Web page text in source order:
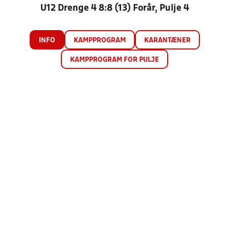
U12 Drenge 4 8:8 (13) Forår, Pulje 4
INFO KAMPPROGRAM KARANTÆNER
KAMPPROGRAM FOR PULJE